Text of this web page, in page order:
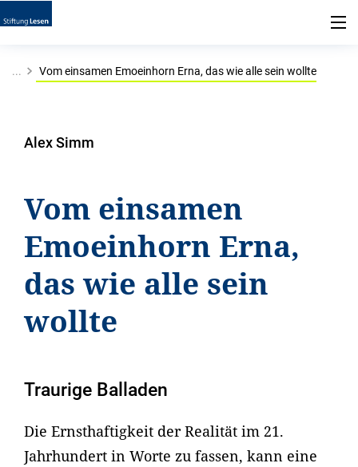
... Vom einsamen Emoeinhorn Erna, das wie alle sein wollte
Alex Simm
Vom einsamen
Emoeinhorn Erna,
das wie alle sein
wollte
Traurige Balladen
Die Ernsthaftigkeit der Realität im 21.
Jahrhundert in Worte zu fassen, kann eine